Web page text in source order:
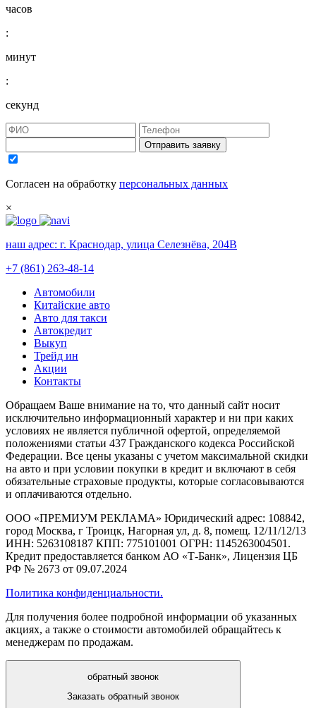
часов
:
минут
:
секунд
Отправить заявку
Согласен на обработку персональных данных
×
наш адрес: г. Краснодар, улица Селезнёва, 204В
+7 (861) 263-48-14
Автомобили
Китайские авто
Авто для такси
Автокредит
Выкуп
Трейд ин
Акции
Контакты
Обращаем Ваше внимание на то, что данный сайт носит
исключительно информационный характер и ни при каких
условиях не является публичной офертой, определяемой
положениями статьи 437 Гражданского кодекса Российской
Федерации. Все цены указаны с учетом максимальной скидки
на авто и при условии покупки в кредит и включают в себя
обязательные страховые продукты, которые согласовываются
и оплачиваются отдельно.
ООО «ПРЕМИУМ РЕКЛАМА» Юридический адрес: 108842,
город Москва, г Троицк, Нагорная ул, д. 8, помещ. 12/11/12/13
ИНН: 5263108187 КПП: 775101001 ОГРН: 1145263004501.
Кредит предоставляется банком АО «Т-Банк», Лицензия ЦБ
РФ № 2673 от 09.07.2024
Политика конфиденциальности.
Для получения более подробной информации об указанных
акциях, а также о стоимости автомобилей обращайтесь к
менеджерам по продажам.
обратный звонок
Заказать обратный звонок